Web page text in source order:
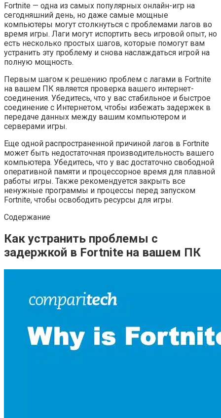
Fortnite — одна из самых популярных онлайн-игр на
сегодняшний день, но даже самые мощные
компьютеры могут столкнуться с проблемами лагов во
время игры. Лаги могут испортить весь игровой опыт, но
есть несколько простых шагов, которые помогут вам
устранить эту проблему и снова наслаждаться игрой на
полную мощность.
Первым шагом к решению проблем с лагами в Fortnite
на вашем ПК является проверка вашего интернет-
соединения. Убедитесь, что у вас стабильное и быстрое
соединение с Интернетом, чтобы избежать задержек в
передаче данных между вашим компьютером и
серверами игры.
Еще одной распространенной причиной лагов в Fortnite
может быть недостаточная производительность вашего
компьютера. Убедитесь, что у вас достаточно свободной
оперативной памяти и процессорное время для плавной
работы игры. Также рекомендуется закрыть все
ненужные программы и процессы перед запуском
Fortnite, чтобы освободить ресурсы для игры.
Содержание
Как устранить проблемы с
задержкой в Fortnite на вашем ПК